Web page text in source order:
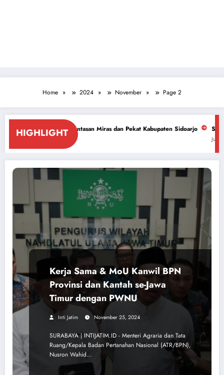
Home 2024 November Page 2
HIGHLIGHT
Miras dan Pekat Kabupaten Sidoarjo Sidoarjo Darurat Miras
Kerja Sama & MoU Kanwil BPN
Provinsi dan Kantah se-Jawa
Timur dengan PWNU
Inti Jatim November 25, 2024
SURABAYA | INTIJATIM.ID - Menteri Agraria dan Tata
Ruang/Kepala Badan Pertanahan Nasional (ATR/BPN),
Nusron Wahid…